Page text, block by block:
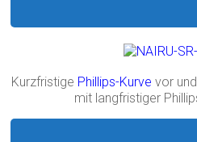
Kurzfristige Phillips-Kurve vor
mit langfristiger